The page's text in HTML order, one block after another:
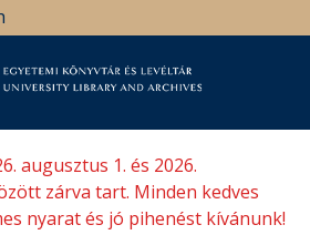
augusztus 1. és 2026.
zárva tart. Minden kedves
nyarat és jó pihenést kívánunk!